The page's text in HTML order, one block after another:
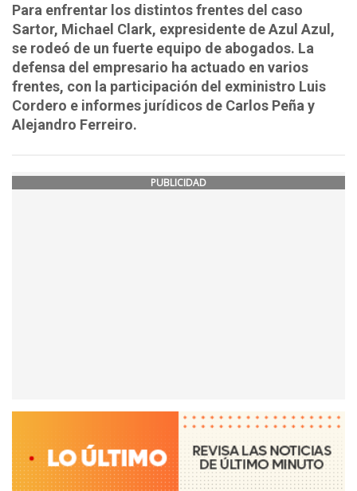
Para enfrentar los distintos frentes del caso
Sartor, Michael Clark, expresidente de Azul Azul,
se rodeó de un fuerte equipo de abogados. La
defensa del empresario ha actuado en varios
frentes, con la participación del exministro Luis
Cordero e informes jurídicos de Carlos Peña y
Alejandro Ferreiro.
PUBLICIDAD